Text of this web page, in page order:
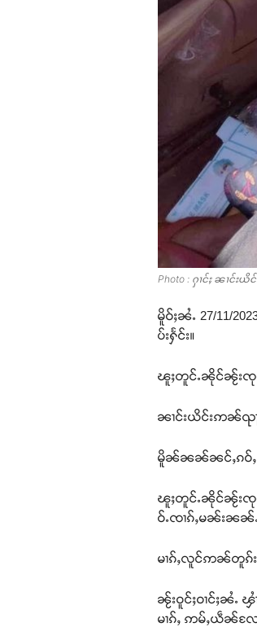
Photo : ႁၢင်ႈ ၼၢင်းယိ
မိူဝ်ႈၼႆႉ 27/11/
ပ်းႁႅင်း။
ၽူႈတူင်ႉၼိုင်ၼႂ်းၸုမ်း
ၼၢင်းယိင်းဢၼ်ၺႃ
မိူၼ်ၼၼ်ၼင်ႇၵဝ်ႇ မိူ
ၽူႈတူင်ႉၼိုင်ၼႂ်းၸုမ်း
ဝ်ႉၸၢၵ်ႇမၼ်းၼၼ်ႉ
မၢၵ်ႇလူင်ဢၼ်တူၵ်
ၼႂ်းဝူင်ႈဝၢင်ႈၼႆႉ ၾ
မၢၵ်ႇ ဢမ်ႇယဵၼ်လ